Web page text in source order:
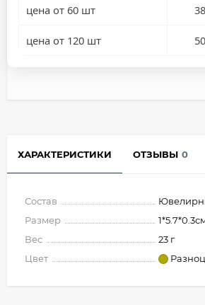
цена от 60 шт
цена от 120 шт
ХАРАКТЕРИСТИКИ ОТЗЫВЫ 0
Состав
Размер
Вес
23 г
Цвет